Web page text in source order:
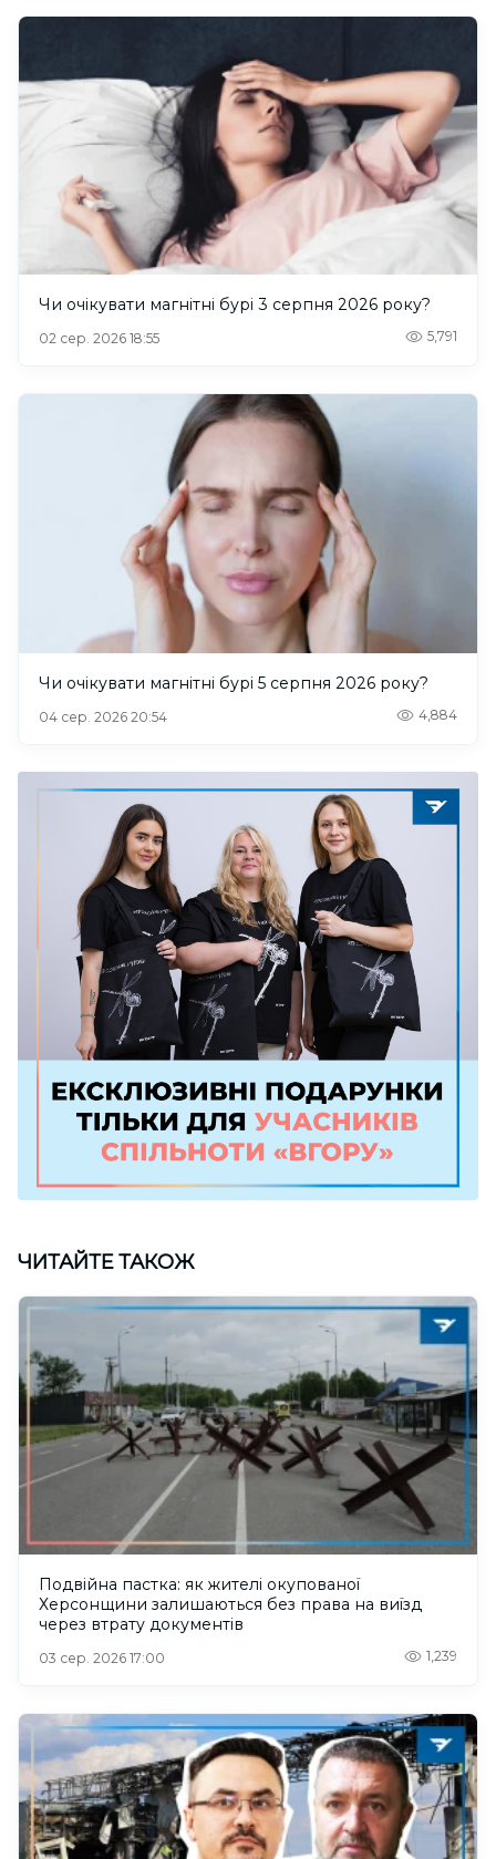
Чи очікувати магнітні бурі 3 серпня 2026 року?
02 сер. 2026 18:55 5,791
Чи очікувати магнітні бурі 5 серпня 2026 року?
04 сер. 2026 20:54 4,884
ЧИТАЙТЕ ТАКОЖ
Подвійна пастка: як жителі окупованої
Херсонщини залишаються без права на виїзд
через втрату документів
03 сер. 2026 17:00 1,239